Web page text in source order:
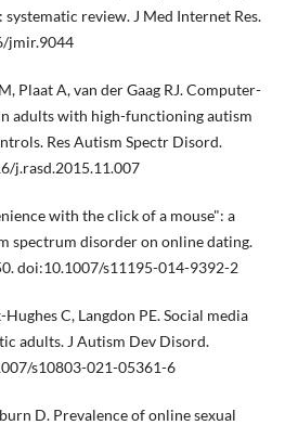
review. J Med Internet Res.
jmir.9044
Plaat A, van der Gaag RJ. Computer-
adults with high-functioning autism
Res Autism Spectr Disord.
j.rasd.2015.11.007
with the click of a mouse": a
spectrum disorder on online dating.
doi:10.1007/s11195-014-9392-2
C, Langdon PE. Social media
adults. J Autism Dev Disord.
s10803-021-05361-6
D. Prevalence of online sexual